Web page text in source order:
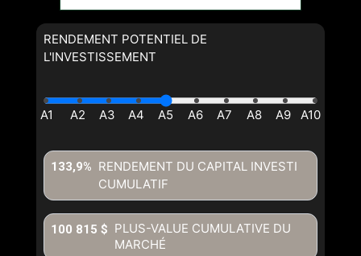
RENDEMENT POTENTIEL DE
L'INVESTISSEMENT
RENDEMENT DU CAPITAL INVESTI
CUMULATIF
133,9%
PLUS-VALUE CUMULATIVE DU
MARCHÉ
100 815 $